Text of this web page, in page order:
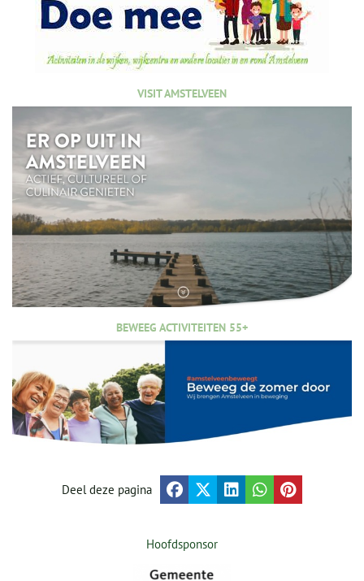
VISIT AMSTELVEEN
BEWEEG ACTIVITEITEN 55+
Deel deze pagina
Hoofdsponsor